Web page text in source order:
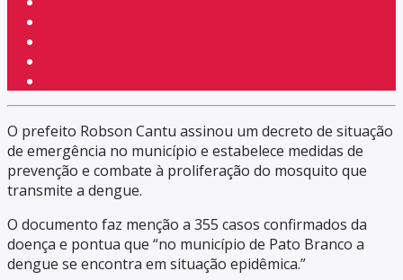
O prefeito Robson Cantu assinou um decreto de situação
de emergência no município e estabelece medidas de
prevenção e combate à proliferação do mosquito que
transmite a dengue.
O documento faz menção a 355 casos confirmados da
doença e pontua que “no município de Pato Branco a
dengue se encontra em situação epidêmica.”